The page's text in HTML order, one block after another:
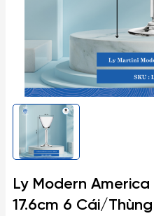
Ly Modern
17.6cm 6 Cái/